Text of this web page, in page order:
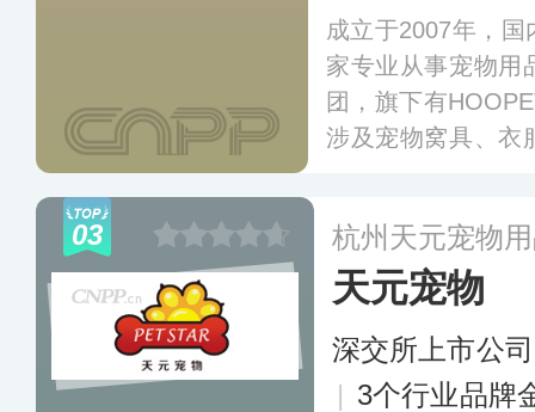
成立于2007年，
家专业从事宠物用
团，旗下有
涉及宠物窝具、衣
洲、东亚等国家和
03 杭州天元宠物
天元宠物
深交所上市公司
| 3个行业品牌